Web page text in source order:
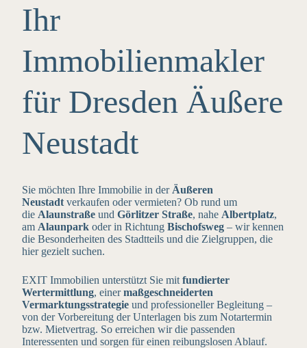
Ihr
Immobilienmakler
für Dresden Äußere
Neustadt
Sie möchten Ihre Immobilie in der Äußeren
Neustadt verkaufen oder vermieten? Ob rund um
die Alaunstraße und Görlitzer Straße, nahe Albertplatz,
am Alaunpark oder in Richtung Bischofsweg – wir kennen
die Besonderheiten des Stadtteils und die Zielgruppen, die
hier gezielt suchen.
EXIT Immobilien unterstützt Sie mit fundierter
Wertermittlung, einermaßgeschneiderten
Vermarktungsstrategie und professioneller Begleitung –
von der Vorbereitung der Unterlagen bis zum Notartermin
bzw. Mietvertrag. So erreichen wir die passenden
Interessenten und sorgen für einen reibungslosen Ablauf.